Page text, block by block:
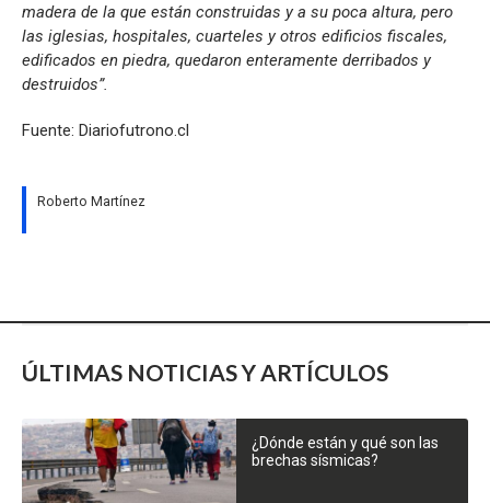
madera de la que están construidas y a su poca altura, pero
las iglesias, hospitales, cuarteles y otros edificios fiscales,
edificados en piedra, quedaron enteramente derribados y
destruidos”.
Fuente: Diariofutrono.cl
Roberto Martínez
ÚLTIMAS NOTICIAS Y ARTÍCULOS
¿Dónde están y qué son las
brechas sísmicas?